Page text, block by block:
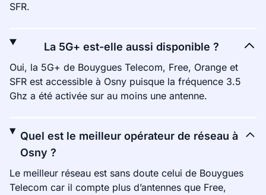
SFR.
La 5G+ est-elle aussi disponible ?
Oui, la 5G+ de Bouygues Telecom, Free, Orange et
SFR est accessible à Osny puisque la fréquence 3.5
Ghz a été activée sur au moins une antenne.
Quel est le meilleur opérateur de réseau à
Osny ?
Le meilleur réseau est sans doute celui de Bouygues
Telecom car il compte plus d’antennes que Free,